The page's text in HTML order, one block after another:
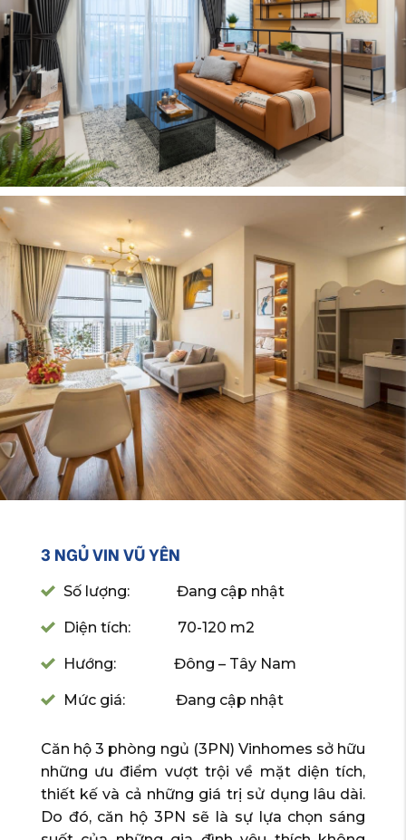
3 NGỦ VIN VŨ YÊN
Số lượng: Đang cập nhật
Diện tích: 70-120 m2
Hướng: Đông – Tây Nam
Mức giá: Đang cập nhật
Căn hộ 3 phòng ngủ (3PN) Vinhomes sở hữu
những ưu điểm vượt trội về mặt diện tích,
thiết kế và cả những giá trị sử dụng lâu dài.
Do đó, căn hộ 3PN sẽ là sự lựa chọn sáng